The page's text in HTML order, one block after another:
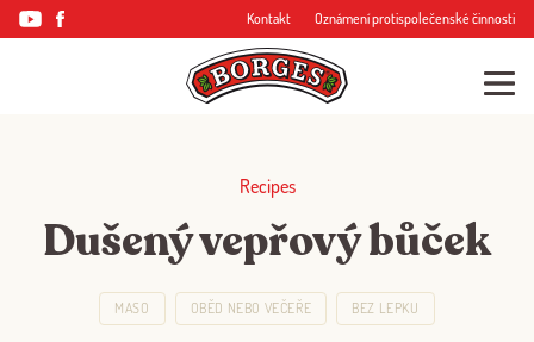
Kontakt Oznámení protispolečenské činnosti
Recipes
Dušený vepřový bůček
MASO OBĚD NEBO VEČEŘE BEZ LEPKU